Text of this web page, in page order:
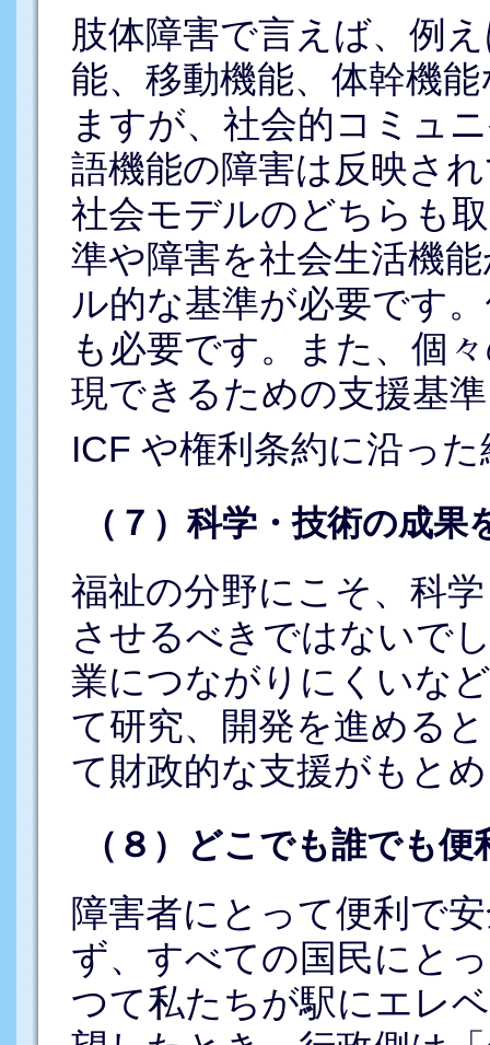
肢体障害で言えば、例
能、移動機能、体幹機
ますが、社会的コミュ
語機能の障害は反映さ
社会モデルのどちらも
準や障害を社会生活機
ル的な基準が必要です
も必要です。また、個
現できるための支援基
ICF や権利条約に沿っ
（７）科学・技術の成果
福祉の分野にこそ、科
させるべきではないで
業につながりにくいな
て研究、開発を進める
て財政的な支援がもと
（８）どこでも誰でも
障害者にとって便利で
ず、すべての国民にと
つて私たちが駅にエレ